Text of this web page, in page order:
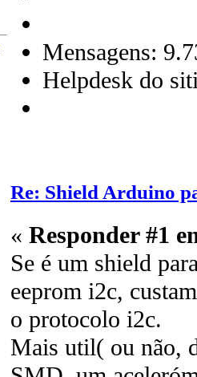
Mensagens:
Helpdesk do
Re: Shield Arduino
« Responder #1
Se é um shield
eeprom i2c,
o protocolo i2c.
Mais util( ou não,